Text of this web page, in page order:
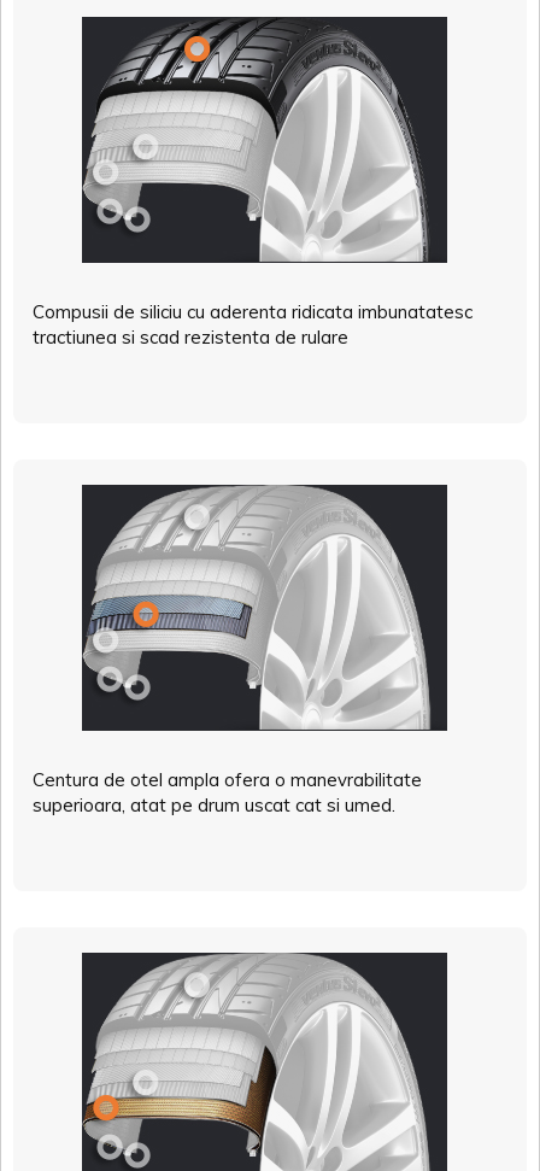
Compusii de siliciu cu aderenta ridicata imbunatatesc
tractiunea si scad rezistenta de rulare
Centura de otel ampla ofera o manevrabilitate
superioara, atat pe drum uscat cat si umed.